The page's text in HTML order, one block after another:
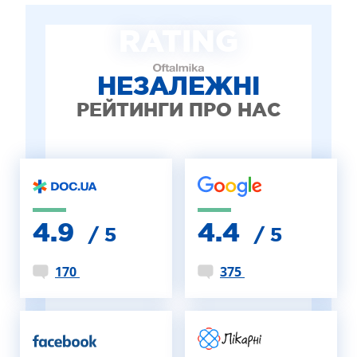
ДИТЯЧА ОФТАЛЬМОЛОГІЯ
ЛІКУВАННЯ ЗАХВОРЮВАНЬ СІТКІВКИ
ЕСТЕТИЧНА ХІРУРГІЯ
НЕЗАЛЕЖНІ
РЕЙТИНГИ ПРО НАС
4.9 / 5
170
4.4 / 5
375